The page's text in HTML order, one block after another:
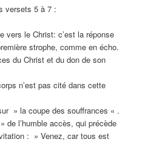
versets 5 à 7 :
le Christ: c’est la réponse
strophe, comme en écho.
du Christ et du don de son
pas cité dans cette
coupe des souffrances « .
» de l’humble accès, qui précède
: » Venez, car tous est